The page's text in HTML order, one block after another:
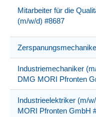
Mitarbeiter für die
(m/w/d) #8687
Industriemechaniker
DMG MORI Pfronten
Industrieelektriker (m/
MORI Pfronten GmbH